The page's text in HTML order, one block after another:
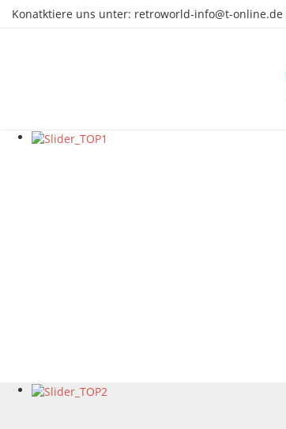
Konatktiere uns unter: retroworld-info@t-online.de